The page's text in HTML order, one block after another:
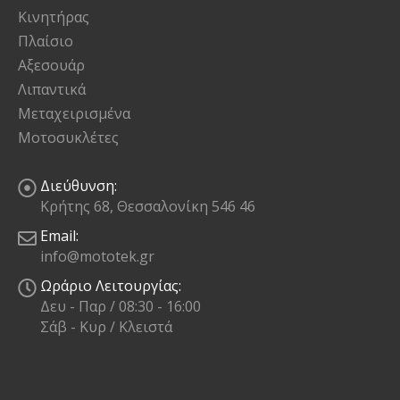
Κινητήρας
Πλαίσιο
Αξεσουάρ
Λιπαντικά
Μεταχειρισμένα
Μοτοσυκλέτες
Διεύθυνση:
Κρήτης 68, Θεσσαλονίκη 546 46
Email:
info@mototek.gr
Ωράριο Λειτουργίας:
Δευ - Παρ / 08:30 - 16:00
Σάβ - Κυρ / Κλειστά